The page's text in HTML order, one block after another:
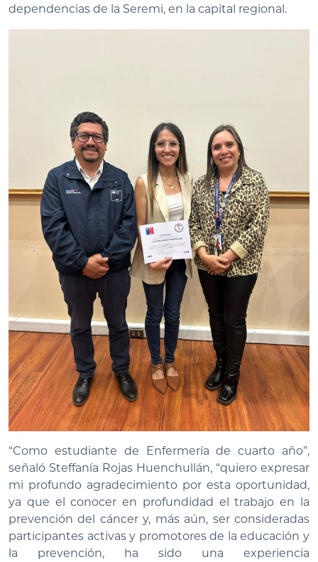
dependencias de la Seremi, en la capital regional.
“Como estudiante de Enfermería de cuarto año”,
señaló Steffanía Rojas Huenchullán, “quiero expresar
mi profundo agradecimiento por esta oportunidad,
ya que el conocer en profundidad el trabajo en la
prevención del cáncer y, más aún, ser consideradas
participantes activas y promotores de la educación y
la prevención, ha sido una experiencia